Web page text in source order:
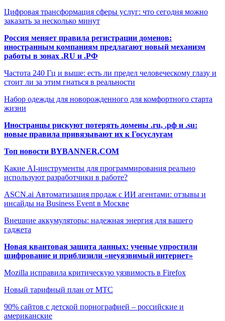
Цифровая трансформация сферы услуг: что сегодня можно
заказать за несколько минут
Россия меняет правила регистрации доменов:
иностранным компаниям предлагают новый механизм
работы в зонах .RU и .РФ
Частота 240 Гц и выше: есть ли предел человеческому глазу и
стоит ли за этим гнаться в реальности
Набор одежды для новорожденного для комфортного старта
жизни
Иностранцы рискуют потерять домены .ru, .рф и .su:
новые правила привязывают их к Госуслугам
Топ новости BYBANNER.COM
Какие AI-инструменты для программирования реально
используют разработчики в работе?
ASCN.ai Автоматизация продаж с ИИ агентами: отзывы и
инсайды на Business Event в Москве
Внешние аккумуляторы: надежная энергия для вашего
гаджета
Новая квантовая защита данных: ученые упростили
шифрование и приблизили «неуязвимый интернет»
Mozilla исправила критическую уязвимость в Firefox
Новый тарифный план от МТС
90% сайтов с детской порнографией – российские и
американские